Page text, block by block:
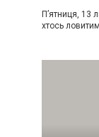
П’ятниця, 13
хтось